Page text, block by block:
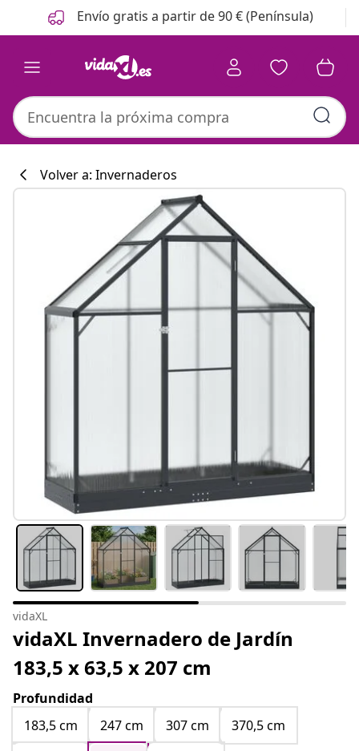
Anterior
Siguiente Envío gratis a partir de 90 € (Península)
#sharemevidaxl
Volver a: Invernaderos
vidaXL
vidaXL Invernadero de Jardín
183,5 x 63,5 x 207 cm
Profundidad
183,5 cm
247 cm 307 cm
370,5 cm